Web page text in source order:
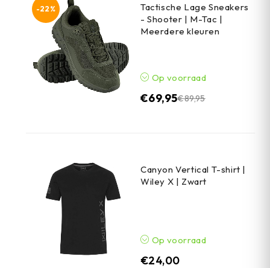
-22%
Tactische Lage Sneakers
- Shooter | M-Tac |
Meerdere kleuren
Op voorraad
€89,95
€69,95
Canyon Vertical T-shirt |
Wiley X | Zwart
Op voorraad
€24,00